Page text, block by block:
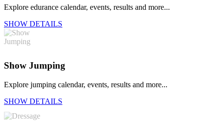
Explore edurance calendar, events, results and more...
SHOW DETAILS
Show Jumping
Explore jumping calendar, events, results and more...
SHOW DETAILS